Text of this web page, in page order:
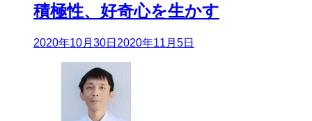
積極性、好奇心を生かす
2020年10月30日 2020年11月5日